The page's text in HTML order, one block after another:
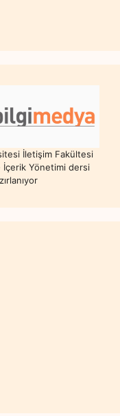
İletişim Fakültesi
İçerik Yönetimi dersi